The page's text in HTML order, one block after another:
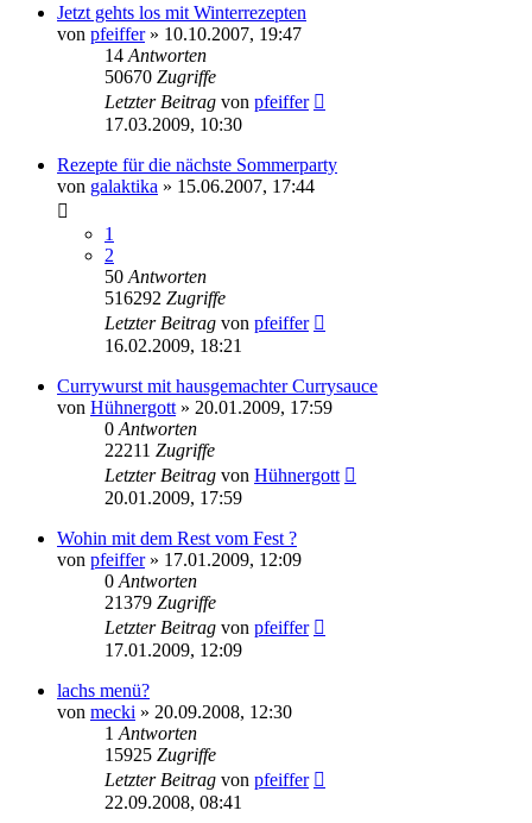
Jetzt gehts los mit Winterrezepten
von pfeiffer» 10.10.2007, 19:47
14 Antworten
50670 Zugriffe
Letzter Beitrag von pfeiffer
17.03.2009, 10:30
Rezepte für die nächste Sommerparty
von galaktika » 15.06.2007, 17:44
1
2
50 Antworten
516292 Zugriffe
Letzter Beitrag von pfeiffer
16.02.2009, 18:21
Currywurst mit hausgemachter Currysauce
von Hühnergott » 20.01.2009, 17:59
0 Antworten
22211 Zugriffe
Letzter Beitrag von Hühnergott
20.01.2009, 17:59
Wohin mit dem Rest vom Fest ?
von pfeiffer» 17.01.2009, 12:09
0 Antworten
21379 Zugriffe
Letzter Beitrag von pfeiffer
17.01.2009, 12:09
lachs menü?
von mecki » 20.09.2008, 12:30
1 Antworten
15925 Zugriffe
Letzter Beitrag von pfeiffer
22.09.2008, 08:41